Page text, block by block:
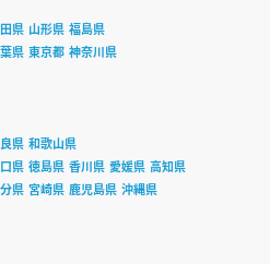
県 山形県 福島県
県 東京都 神奈川県
県 和歌山県
県 徳島県 香川県 愛媛県 高知県
県 宮崎県 鹿児島県 沖縄県